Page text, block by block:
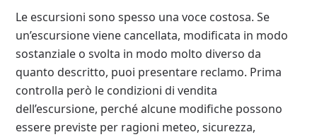
Le escursioni sono spesso una voce costosa. Se
un’escursione viene cancellata, modificata in modo
sostanziale o svolta in modo molto diverso da
quanto descritto, puoi presentare reclamo. Prima
controlla però le condizioni di vendita
dell’escursione, perché alcune modifiche possono
essere previste per ragioni meteo, sicurezza,